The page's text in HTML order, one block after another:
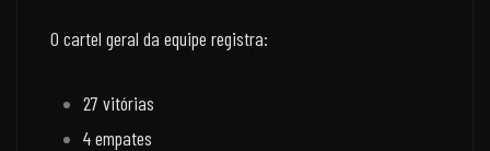
O cartel geral da equipe registra:
27 vitórias
4 empates